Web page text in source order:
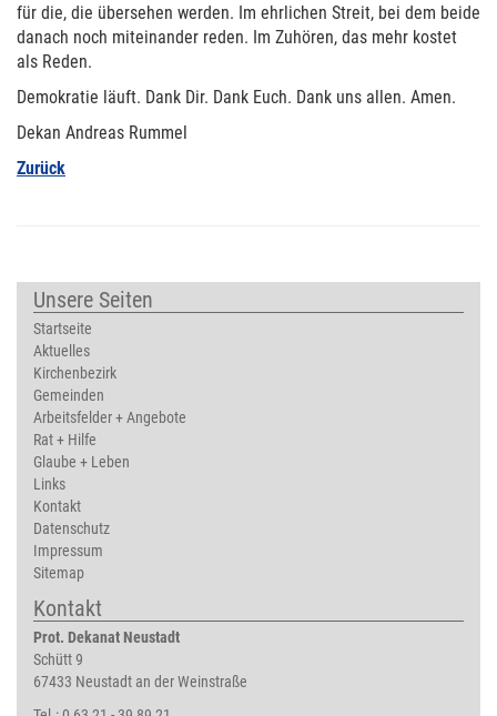
für die, die übersehen werden. Im ehrlichen Streit, bei dem beide
danach noch miteinander reden. Im Zuhören, das mehr kostet
als Reden.
Demokratie läuft. Dank Dir. Dank Euch. Dank uns allen. Amen.
Dekan Andreas Rummel
Zurück
Unsere Seiten
Startseite
Aktuelles
Kirchenbezirk
Gemeinden
Arbeitsfelder + Angebote
Rat + Hilfe
Glaube + Leben
Links
Kontakt
Datenschutz
Impressum
Sitemap
Kontakt
Prot. Dekanat Neustadt
Schütt 9
67433 Neustadt an der Weinstraße